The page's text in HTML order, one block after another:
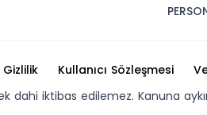
Gizlilik Kullanıcı Sözleşmesi
dahi iktibas edilemez. Kanuna